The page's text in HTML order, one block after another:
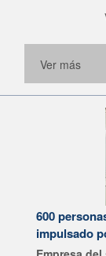
Ver más
600
impulsado